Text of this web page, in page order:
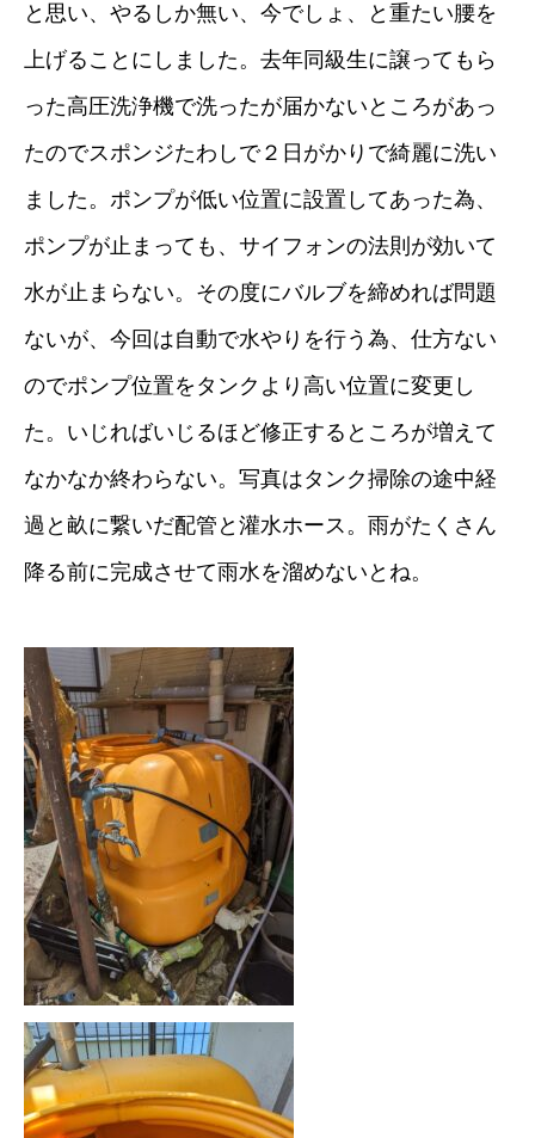
と思い、やるしか無い、今でしょ、と重たい腰を
上げることにしました。去年同級生に譲ってもら
った高圧洗浄機で洗ったが届かないところがあっ
たのでスポンジたわしで２日がかりで綺麗に洗い
ました。ポンプが低い位置に設置してあった為、
ポンプが止まっても、サイフォンの法則が効いて
水が止まらない。その度にバルブを締めれば問題
ないが、今回は自動で水やりを行う為、仕方ない
のでポンプ位置をタンクより高い位置に変更し
た。いじればいじるほど修正するところが増えて
なかなか終わらない。写真はタンク掃除の途中経
過と畝に繋いだ配管と灌水ホース。雨がたくさん
降る前に完成させて雨水を溜めないとね。